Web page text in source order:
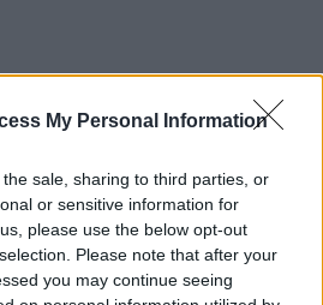
My Personal Information
sale, sharing to third parties, or
or sensitive information for
please use the below opt-out
Please note that after your
you may continue seeing